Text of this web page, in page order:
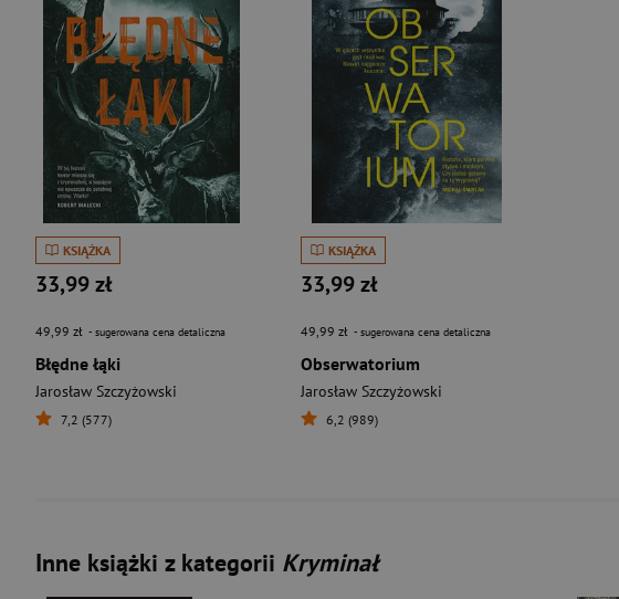
KSIĄŻKA
33,99 zł
49,99 zł - sugerowana cena detaliczna
Błędne łąki
Jarosław Szczyżowski
7,2 (577)
KSIĄŻKA
33,99 zł
49,99 zł - sugerowana cena detaliczna
Obserwatorium
Jarosław Szczyżowski
6,2 (989)
Inne książki z kategorii Kryminał